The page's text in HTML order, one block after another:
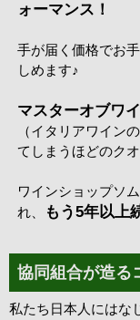
ォーマンス！
手が届く価格でお
しめます♪
マスターオブワ
（イタリアワイン
てしまうほどのクオ
ワインショップソ
れ、
もう5年以上
協同組合が造る
私たち日本人にはな